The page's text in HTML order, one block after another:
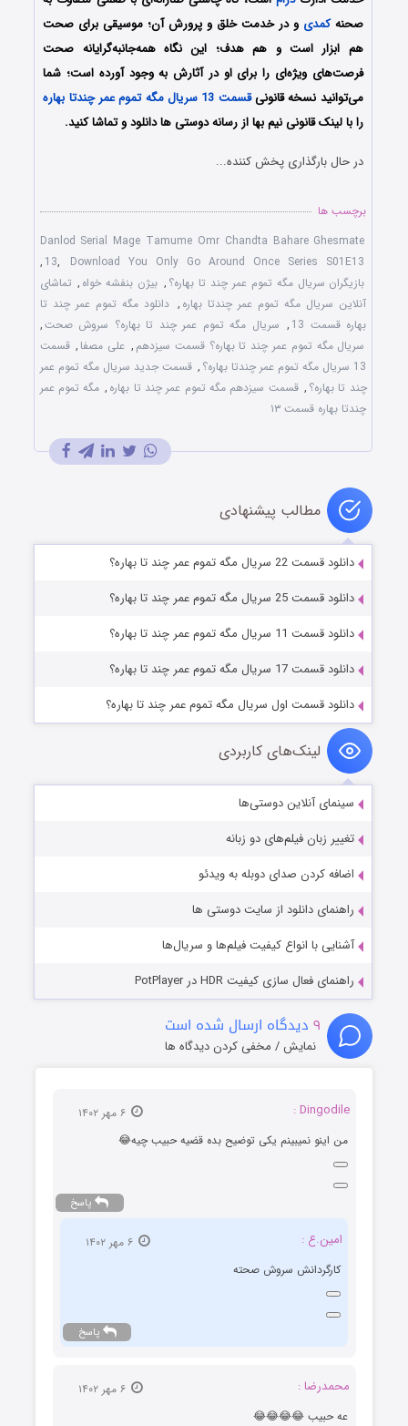
صحنهکمدی و در خدمت خلق و پرورش آن؛ موسیقی برای صحت
هم ابزار است و هم هدف؛ این نگاه همه‌جانبه‌گرایانه صحت
فرصت‌های ویژه‌ای را برای او در آثارش به وجود آورده است؛ شما
می‌توانید نسخه قانونیقسمت 13 سریال مگه تموم عمر چندتا بهاره
را با لینک قانونی نیم بها از رسانه دوستی ها دانلود و تماشا کنید.
در حال بارگذاری پخش کننده...
برچسب ها
Danlod Serial Mage Tamume Omr Chandta Bahare Ghesmate
13, Download You Only Go Around Once Series S01E13
,
بازیگران سریال مگه تموم عمر چند تا بهاره؟ , بیژن بنفشه خواه , تماشای
آنلاین سریال مگه تموم عمر چندتا بهاره , دانلود مگه تموم عمر چند تا
بهاره قسمت 13
, سریال مگه تموم عمر چند تا بهاره؟ سروش صحت,
سریال مگه تموم عمر چند تا بهاره؟ قسمت سیزدهم , علی مصفا , قسمت
13 سریال مگه تموم عمر چندتا بهاره؟
, قسمت جدید سریال مگه تموم عمر
چند تا بهاره؟ , قسمت سیزدهم مگه تموم عمر چند تا بهاره , مگه تموم عمر
چندتا بهاره قسمت ۱۳
مطالب پیشنهادی
دانلود قسمت 22 سریال مگه تموم عمر چند تا بهاره؟‌
دانلود قسمت 25 سریال مگه تموم عمر چند تا بهاره؟‌
دانلود قسمت 11 سریال مگه تموم عمر چند تا بهاره؟‌
دانلود قسمت 17 سریال مگه تموم عمر چند تا بهاره؟‌
دانلود قسمت اول سریال مگه تموم عمر چند تا بهاره؟‌
لینک‌های کاربردی
سینمای آنلاین دوستی‌ها
تغییر زبان فیلم‌های دو زبانه
اضافه کردن صدای دوبله به ویدئو
راهنمای دانلود از سایت دوستی ها
آشنایی با انواع کیفیت فیلم‌ها و سریال‌ها
راهنمای فعال سازی کیفیت HDR در PotPlayer
۹ دیدگاه ارسال شده است
نمایش / مخفی کردن دیدگاه ها
Dingodile :
من اینو نمیبینم یکی توضیح بده قضیه حبیب چیه😂
پاسخ
امین.ع :
کارگردانش سروش صحته
پاسخ
محمدرضا :
عه حبیب 😂😂😂😂